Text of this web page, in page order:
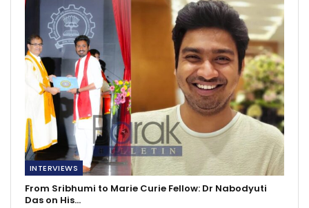
INTERVIEWS
From Sribhumi to Marie Curie Fellow: Dr Nabodyuti
Das on His…